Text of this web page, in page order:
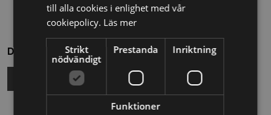
Dela
till alla cookies i enlighet med vår
cookiepolicy. Läs mer
Strikt
nödvändigt
Prestanda Inriktning
Funktioner